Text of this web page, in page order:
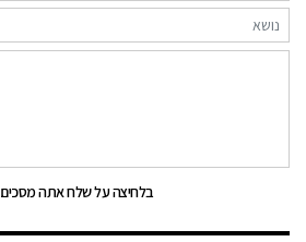
בלחיצה על שלח אתה מסכים